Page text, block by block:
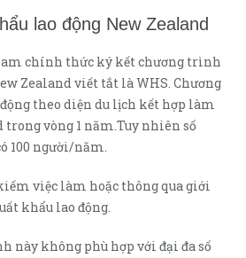
lao động New Zealand
chính thức ký kết chương trình
Zealand viết tắt là WHS. Chương
theo diện du lịch kết hợp làm
vòng 1 năm.Tuy nhiên số
100 người/năm.
việc làm hoặc thông qua giới
khẩu lao động.
này không phù hợp với đại đa số